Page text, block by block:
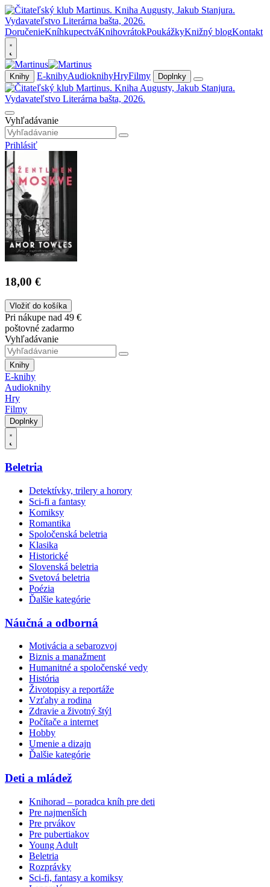
DoručenieKníhkupectváKnihovrátokPoukážkyKnižný blogKontakt
Knihy E-knihyAudioknihyHryFilmy Doplnky
Vyhľadávanie
Prihlásiť
18,00 €
Vložiť do košíka
Pri nákupe nad 49 €
poštovné zadarmo
Vyhľadávanie
Knihy
E-knihy
Audioknihy
Hry
Filmy
Doplnky
Beletria
Detektívky, trilery a horory
Sci-fi a fantasy
Komiksy
Romantika
Spoločenská beletria
Klasika
Historické
Slovenská beletria
Svetová beletria
Poézia
Ďalšie kategórie
Náučná a odborná
Motivácia a sebarozvoj
Biznis a manažment
Humanitné a spoločenské vedy
História
Životopisy a reportáže
Vzťahy a rodina
Zdravie a životný štýl
Počítače a internet
Hobby
Umenie a dizajn
Ďalšie kategórie
Deti a mládež
Knihorad – poradca kníh pre deti
Pre najmenších
Pre prvákov
Pre pubertiakov
Young Adult
Beletria
Rozprávky
Sci-fi, fantasy a komiksy